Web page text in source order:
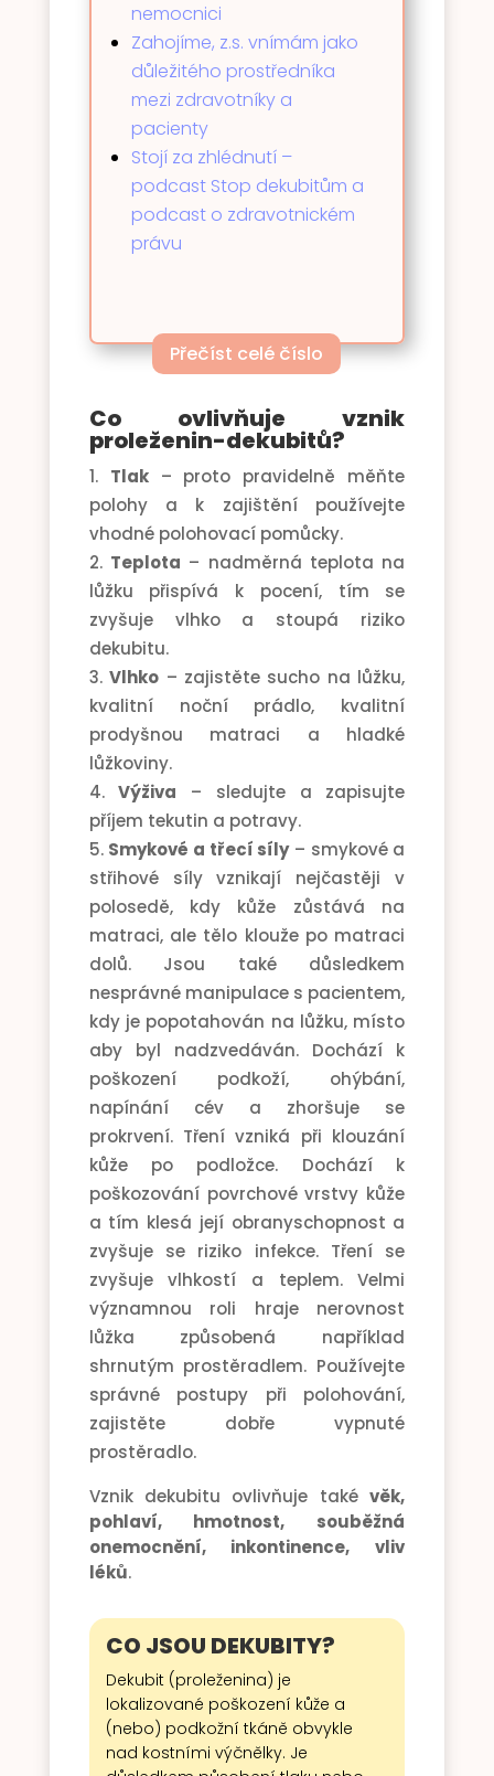
nemocnici
Zahojíme, z.s. vnímám jako
důležitého prostředníka
mezi zdravotníky a
pacienty
Stojí za zhlédnutí –
podcast Stop dekubitům a
podcast o zdravotnickém
právu
Přečíst celé číslo
Co ovlivňuje vznik
proleženin-dekubitů?
Tlak– proto pravidelně měňte
polohy a k zajištění používejte
vhodné polohovací pomůcky.
Teplota – nadměrná teplota na
lůžku přispívá k pocení, tím se
zvyšuje vlhko a stoupá riziko
dekubitu.
Vlhko – zajistěte sucho na lůžku,
kvalitní noční prádlo, kvalitní
prodyšnou matraci a hladké
lůžkoviny.
Výživa – sledujte a zapisujte
příjem tekutin a potravy.
Smykové a třecí síly– smykové a
střihové síly vznikají nejčastěji v
polosedě, kdy kůže zůstává na
matraci, ale tělo klouže po matraci
dolů. Jsou také důsledkem
nesprávné manipulace s pacientem,
kdy je popotahován na lůžku, místo
aby byl nadzvedáván. Dochází k
poškození podkoží, ohýbání,
napínání cév a zhoršuje se
prokrvení. Tření vzniká při klouzání
kůže po podložce. Dochází k
poškozování povrchové vrstvy kůže
a tím klesá její obranyschopnost a
zvyšuje se riziko infekce. Tření se
zvyšuje vlhkostí a teplem. Velmi
významnou roli hraje nerovnost
lůžka způsobená například
shrnutým prostěradlem. Používejte
správné postupy při polohování,
zajistěte dobře vypnuté
prostěradlo.
Vznik dekubitu ovlivňuje takévěk,
pohlaví, hmotnost, souběžná
onemocnění, inkontinence, vliv
léků.
CO JSOU DEKUBITY?
Dekubit (proleženina) je
lokalizované poškození kůže a
(nebo) podkožní tkáně obvykle
nad kostními výčnělky. Je